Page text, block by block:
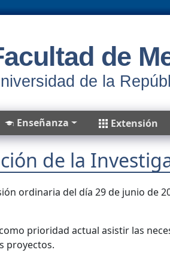
de
de la
Enseñanza Extensión
de la
ordinaria del día 29 de junio de
prioridad actual asistir las
proyectos.